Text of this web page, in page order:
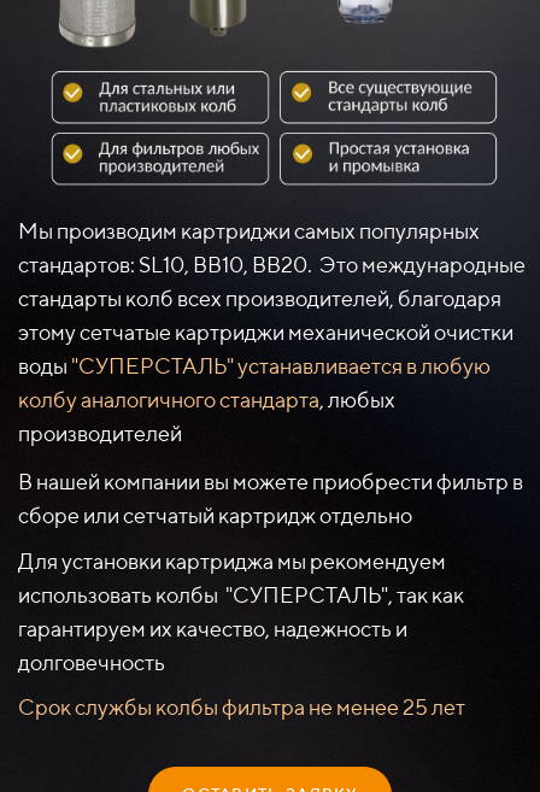
Мы производим картриджи самых популярных
стандартов: SL10, BB10, BB20. Это международные
стандарты колб всех производителей, благодаря
этому сетчатые картриджи механической очистки
воды "СУПЕРСТАЛЬ" устанавливается в любую
колбу аналогичного стандарта, любых
производителей
В нашей компании вы можете приобрести фильтр в
сборе или сетчатый картридж отдельно
Для установки картриджа мы рекомендуем
использовать колбы "СУПЕРСТАЛЬ", так как
гарантируем их качество, надежность и
долговечность
Срок службы колбы фильтра не менее 25 лет